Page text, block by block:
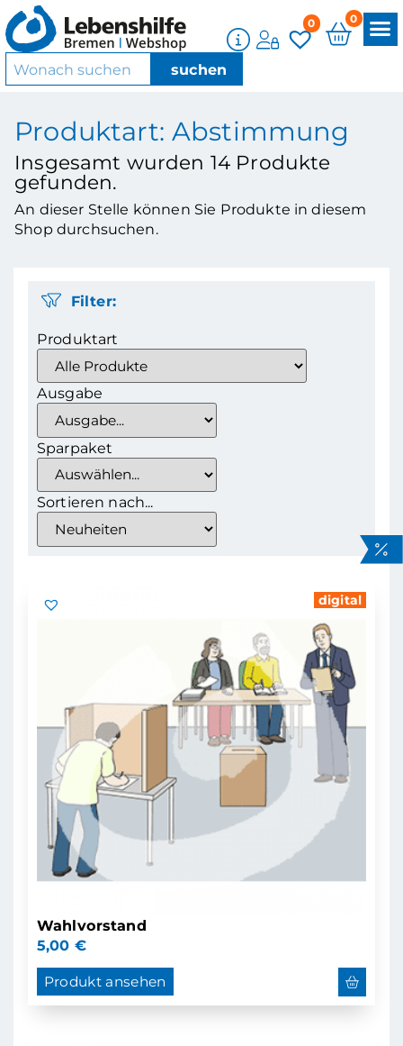
0 0
Produktart: Abstimmung
Insgesamt wurden 14 Produkte
gefunden.
An dieser Stelle können Sie Produkte in diesem
Shop durchsuchen.
Filter:
Produktart
Ausgabe
Sparpaket
Sortieren nach...
digital
Wahlvorstand
5,00 €
Produkt ansehen